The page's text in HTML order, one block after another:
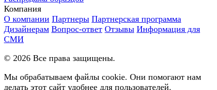
Компания
О компании Партнеры Партнерская программа
Дизайнерам Вопрос-ответ Отзывы Информация для
СМИ
© 2026 Все права защищены.
Мы обрабатываем файлы cookie. Они помогают нам
делать этот сайт удобнее для пользователей.